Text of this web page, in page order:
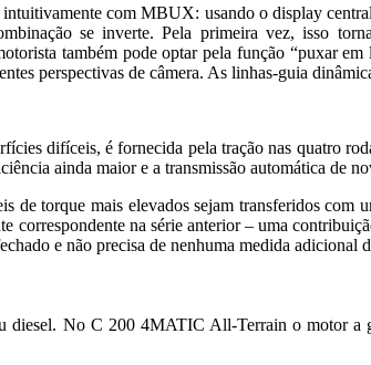
com MBUX: usando o display
se inverte. Pela primeira vez, isso
também pode optar pela função “puxar
perspectivas de câmera. As linhas-guia
difíceis, é fornecida pela tração nas
ainda maior e a transmissão automática
de torque mais elevados sejam transferidos
correspondente na série anterior – uma
e não precisa de nenhuma medida adicional
diesel. No C 200 4MATIC All-Terrain o motor a